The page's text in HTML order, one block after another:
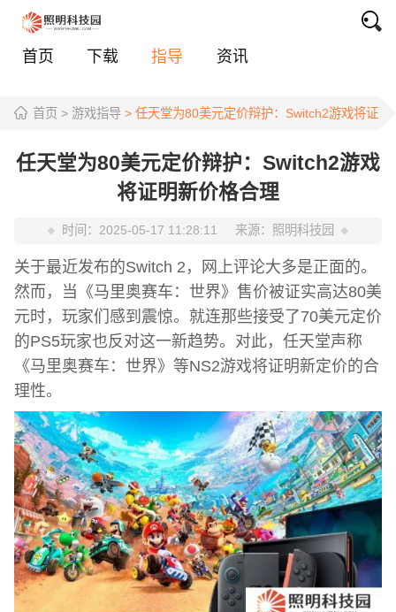
首页 下载 指导 资讯
首页 > 游戏指导 > 任天堂为80美元定价辩护：Switch2游戏将证明
任天堂为80美元定价辩护：Switch2游戏
将证明新价格合理
时间： 2025-05-17 11:28:11 来源： 照明科技园
关于最近发布的Switch 2，网上评论大多是正面的。
然而，当《马里奥赛车：世界》售价被证实高达80美
元时，玩家们感到震惊。就连那些接受了70美元定价
的PS5玩家也反对这一新趋势。对此，任天堂声称
《马里奥赛车：世界》等NS2游戏将证明新定价的合
理性。